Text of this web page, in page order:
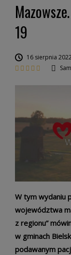
19
16 sierpnia
W tym wydaniu
województwa
z regionu”
w gminach
podawanym